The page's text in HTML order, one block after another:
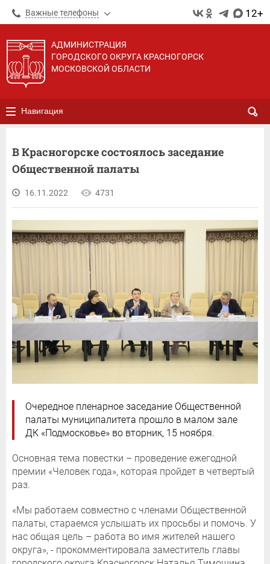
Важные телефоны 12+
АДМИНИСТРАЦИЯ
ГОРОДСКОГО ОКРУГА КРАСНОГОРСК
МОСКОВСКОЙ ОБЛАСТИ
Навигация
В Красногорске состоялось заседание
Общественной палаты
16.11.2022 4731
Очередное пленарное заседание Общественной
палаты муниципалитета прошло в малом зале
ДК «Подмосковье» во вторник, 15 ноября.
Основная тема повестки – проведение ежегодной
премии «Человек года», которая пройдет в четвертый
раз.
«Мы работаем совместно с членами Общественной
палаты, стараемся услышать их просьбы и помочь. У
нас общая цель – работа во имя жителей нашего
округа», - прокомментировала заместитель главы